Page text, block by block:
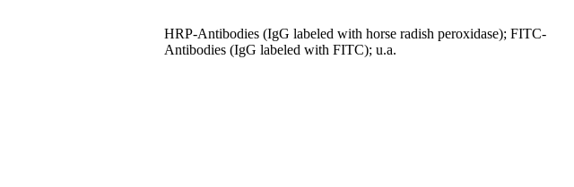
HRP-Antibodies (IgG labeled with horse radish peroxidase); FITC-
Antibodies (IgG labeled with FITC); u.a.